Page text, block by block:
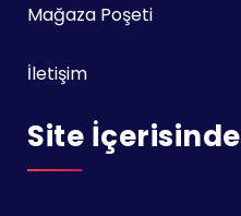
Mağaza Poşeti
İletişim
Site İçerisinde